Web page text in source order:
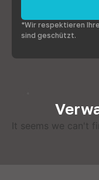
*Wir respektieren
sind geschützt.
It seems we can't